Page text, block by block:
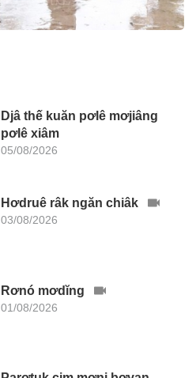
Djâ thế kuăn pơlê mơjiâng
pơlê xiâm
05/08/2026
Hơdruê râk ngăn chiâk
03/08/2026
Rơnó mơdĭng
01/08/2026